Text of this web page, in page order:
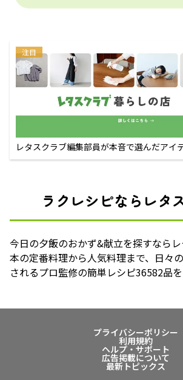
注目
レタスクラブ編集部員が本音で選んだアイ
ラクレシピならレタ
今日の夕飯のおかず&献立を探すなら
本の定番料理から人気料理まで、日々
されるプロ監修の簡単レシピ36582品を
プライバシーポリシー
利用規約
ヘルプ・サポート
広告掲載について
最新トピックス